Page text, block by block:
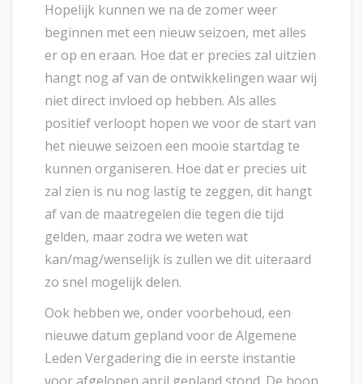
Hopelijk kunnen we na de zomer weer
beginnen met een nieuw seizoen, met alles
er op en eraan. Hoe dat er precies zal uitzien
hangt nog af van de ontwikkelingen waar wij
niet direct invloed op hebben. Als alles
positief verloopt hopen we voor de start van
het nieuwe seizoen een mooie startdag te
kunnen organiseren. Hoe dat er precies uit
zal zien is nu nog lastig te zeggen, dit hangt
af van de maatregelen die tegen die tijd
gelden, maar zodra we weten wat
kan/mag/wenselijk is zullen we dit uiteraard
zo snel mogelijk delen.
Ook hebben we, onder voorbehoud, een
nieuwe datum gepland voor de Algemene
Leden Vergadering die in eerste instantie